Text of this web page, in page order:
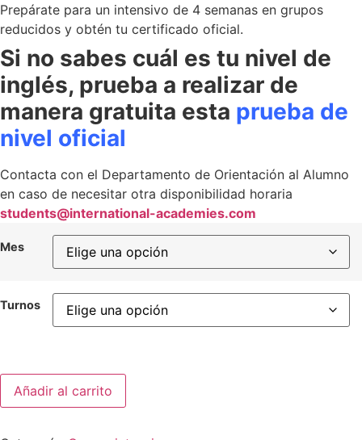
Prepárate para un intensivo de 4 semanas en grupos
reducidos y obtén tu certificado oficial.
Si no sabes cuál es tu nivel de
inglés, prueba a realizar de
manera gratuita esta prueba de
nivel oficial
Contacta con el Departamento de Orientación al Alumno
en caso de necesitar otra disponibilidad horaria
students@international-academies.com
Mes
Turnos
Añadir al carrito